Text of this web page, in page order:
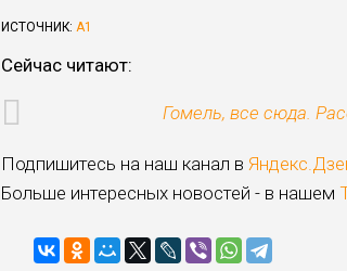
ИСТОЧНИК: А1
Сейчас читают:
Гомель, все сюда.
Подпишитесь на наш канал в
Больше интересных новостей - в нашем